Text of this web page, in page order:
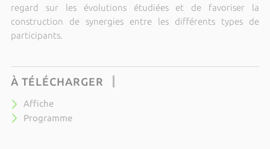
regard sur les évolutions étudiées et de favoriser la
construction de synergies entre les différents types de
participants.
À TÉLÉCHARGER
Affiche
Programme